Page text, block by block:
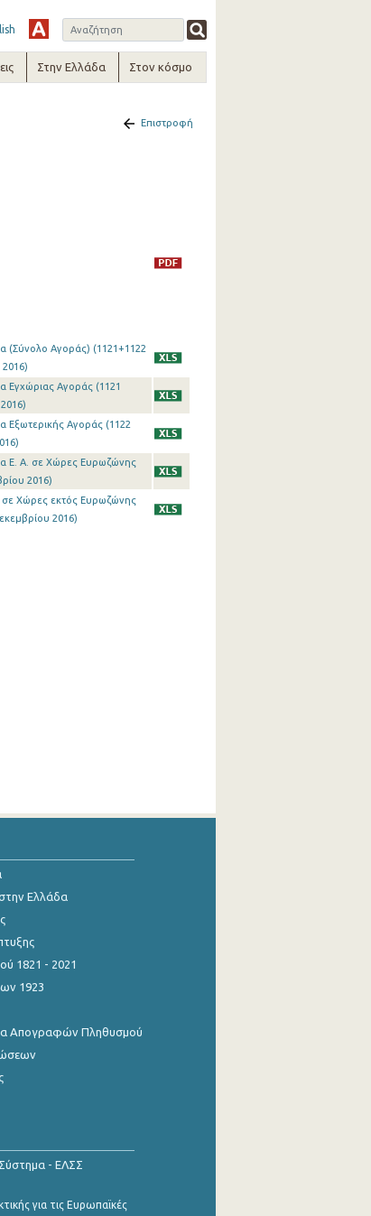
Στην Ελλάδα Στον κόσμο
Επιστροφή
(Σύνολο Αγοράς) (1121+1122
Εγχώριας Αγοράς (1121
Εξωτερικής Αγοράς (1122
Ε. Α. σε Χώρες Ευρωζώνης
2016)
σε Χώρες εκτός Ευρωζώνης
2016)
Ελλάδα
1821 - 2021
1923
Απογραφών Πληθυσμού
Σύστημα - ΕΛΣΣ
για τις Ευρωπαϊκές